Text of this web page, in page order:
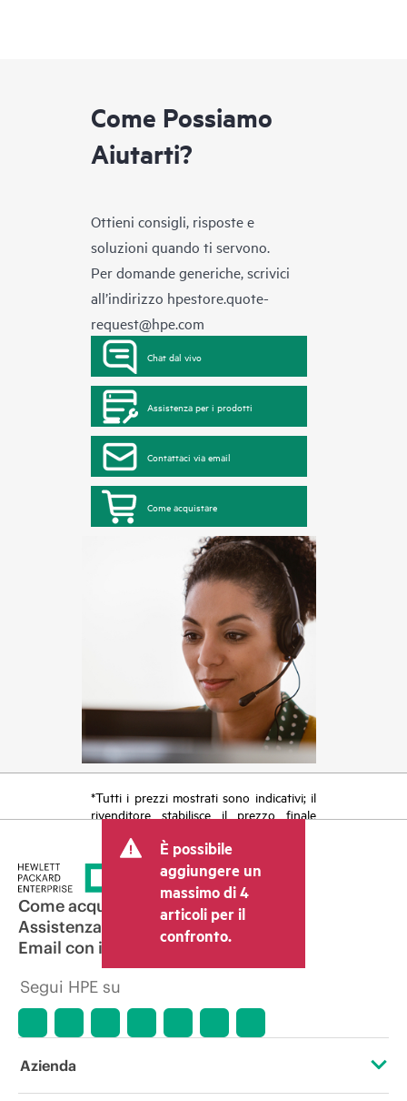
Come Possiamo
Aiutarti?
Ottieni consigli, risposte e
soluzioni quando ti servono.
Per domande generiche, scrivici
all’indirizzo hpestore.quote-
request@hpe.com
Chat dal vivo
Assistenza per i prodotti
Contattaci via email
Come acquistare
*Tutti i prezzi mostrati sono indicativi; il
rivenditore stabilisce il prezzo finale
costi, come le imposte sulla vendita/IVA
e le spese di spedizione. Il prezzo della
transazione stabilito dal rivenditore può
variare rispetto a quello di altri
rivenditori e al prezzo indicativo
mostrato. I prezzi indicativi possono
includere offerte promozionali a tempo
limitato. HPE si riserva il diritto di
applicare adeguamenti dei prezzi in
qualsiasi momento per motivi che
variazioni delle condizioni del mercato,
promozione ed errori negli annunci
È possibile
aggiungere un
massimo di 4
articoli per il
confronto.
Come acquistare
Assistenza per i prodotti
Email con il commerciale
Segui HPE su
Azienda